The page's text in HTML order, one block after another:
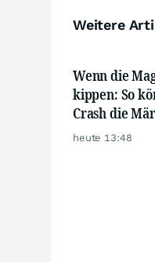
Weitere
Wenn die
kippen: So
Crash die
heute 13:48